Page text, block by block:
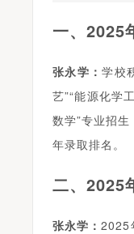
一、2025
张永学：学校
艺”“能源化学
数学”专业招
年录取排名。
二、2025
张永学：2025